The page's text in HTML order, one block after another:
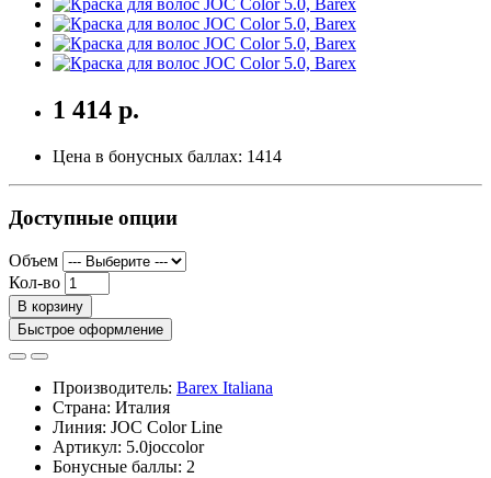
1 414 р.
Цена в бонусных баллах: 1414
Доступные опции
Объем
Кол-во
В корзину
Быстрое оформление
Производитель: Barex Italiana
Страна: Италия
Линия: JOC Color Line
Артикул: 5.0joccolor
Бонусные баллы: 2